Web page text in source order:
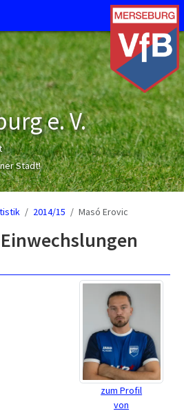
e. V.
Stadt!
2014/15 Masó Erovic
zum Profil
von